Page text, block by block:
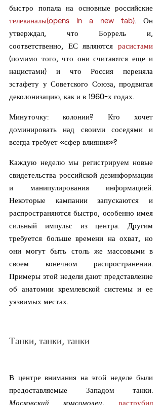
телеканалы(opens in a new tab). Он
утверждал, что Боррель и,
соответственно, ЕС являются расистами
(помимо того, что они считаются еще и
нацистами) и что Россия переняла
эстафету у Советского Союза, продвигая
деколонизацию, как и в 1960-х годах.
Минуточку: колонии? Кто хочет
доминировать над своими соседями и
всегда требует «сфер влияния»?
Каждую неделю мы регистрируем новые
свидетельства российской дезинформации
и манипулирования информацией.
Некоторые кампании запускаются и
распространяются быстро, особенно имея
сильный импульс из центра. Другим
требуется больше времени на охват, но
они могут быть столь же массовыми в
своем конечном распространении.
Примеры этой недели дают представление
об анатомии кремлевской системы и ее
уязвимых местах.
Танки, танки, танки
В центре внимания на этой неделе были
Московский комсомолец, раструбил